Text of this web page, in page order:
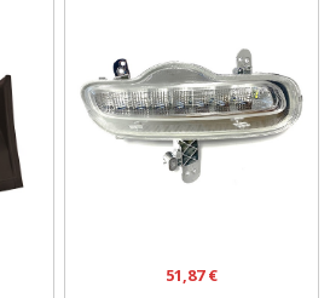
51,87 €